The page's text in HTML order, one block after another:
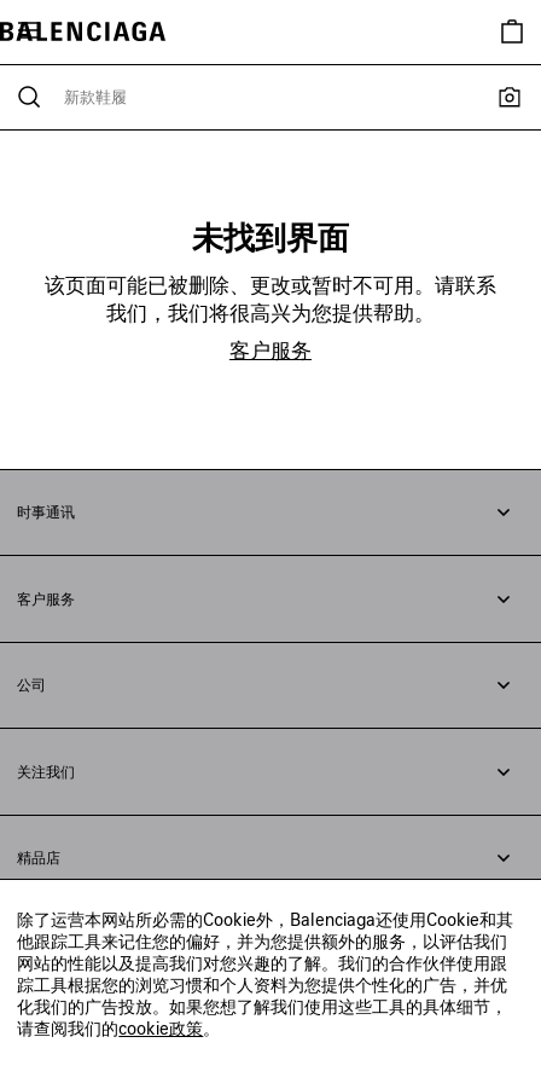
除了运营本网站所必需的Cookie外，Balenciaga还使用Cookie和其
他跟踪工具来记住您的偏好，并为您提供额外的服务，以评估我们
网站的性能以及提高我们对您兴趣的了解。我们的合作伙伴使用跟
踪工具根据您的浏览习惯和个人资料为您提供个性化的广告，并优
化我们的广告投放。如果您想了解我们使用这些工具的具体细节，
请查阅我们的cookie政策。
未找到界面
该页面可能已被删除、更改或暂时不可用。请联系
我们，我们将很高兴为您提供帮助。
客户服务
时事通讯
客户服务
配送方式
支付
常见问题解答
公司
法律问题
联合国世界粮食计划署
举报平台
关注我们
小红书
精品店
寻找附近的精品店
实时聊天客服
发送邮件
我们将在24小时内给予回复
联系我们：400-610-6018
© 2020 巴黎世家贸易（上海）有限公司